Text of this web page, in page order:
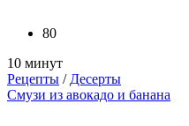
80
10 минут
Рецепты / Десерты
Смузи из авокадо и банана